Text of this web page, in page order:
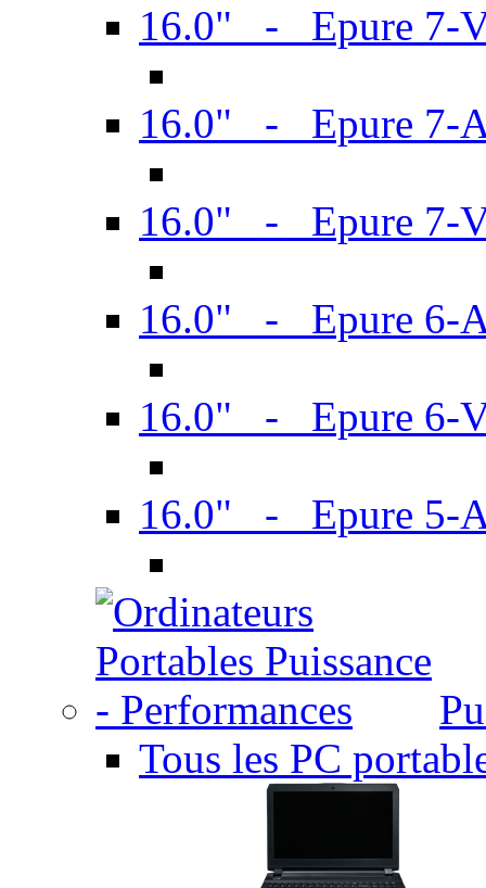
16.0" - Epure 7-
16.0" - Epure 7-
16.0" - Epure 7-
16.0" - Epure 6-
16.0" - Epure 6-
16.0" - Epure 5-
Tous les PC